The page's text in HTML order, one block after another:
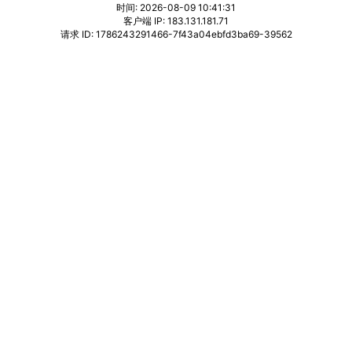
时间: 2026-08-09 10:41:31
客户端 IP: 183.131.181.71
请求 ID: 1786243291466-7f43a04ebfd3ba69-39562